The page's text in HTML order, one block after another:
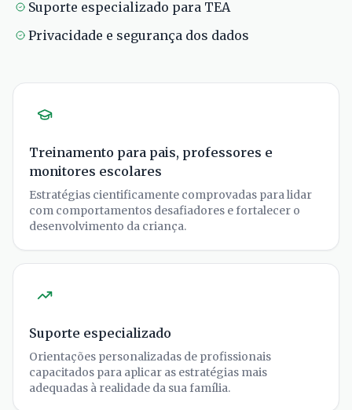
Suporte especializado para TEA
Privacidade e segurança dos dados
Treinamento para pais, professores e
monitores escolares
Estratégias cientificamente comprovadas para lidar
com comportamentos desafiadores e fortalecer o
desenvolvimento da criança.
Suporte especializado
Orientações personalizadas de profissionais
capacitados para aplicar as estratégias mais
adequadas à realidade da sua família.